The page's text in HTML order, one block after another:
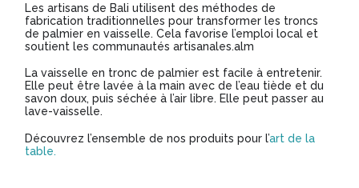
Les artisans de Bali utilisent des méthodes de
fabrication traditionnelles pour transformer les troncs
de palmier en vaisselle. Cela favorise l’emploi local et
soutient les communautés artisanales.alm
La vaisselle en tronc de palmier est facile à entretenir.
Elle peut être lavée à la main avec de l’eau tiède et du
savon doux, puis séchée à l’air libre. Elle peut passer au
lave-vaisselle.
Découvrez l’ensemble de nos produits pour l’art de la
table.